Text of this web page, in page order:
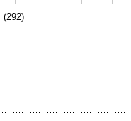
(292)